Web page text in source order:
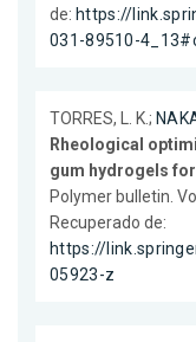
de: https://
031-89510-
TORRES, L. K.;
Rheological
gum hydrogels
Polymer bulletin.
Recuperado de:
https://
05923-z